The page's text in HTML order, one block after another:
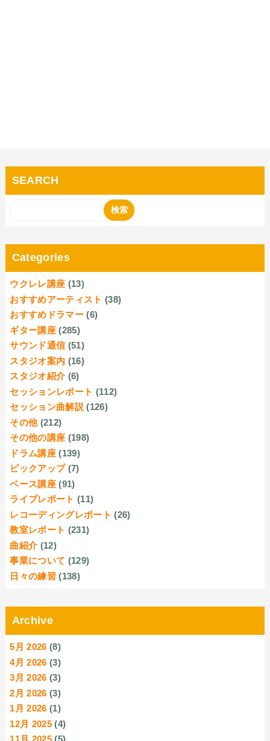
SEARCH
Categories
ウクレレ講座 (13)
おすすめアーティスト (38)
おすすめドラマー (6)
ギター講座 (285)
サウンド通信 (51)
スタジオ案内 (16)
スタジオ紹介 (6)
セッションレポート (112)
セッション曲解説 (126)
その他 (212)
その他の講座 (198)
ドラム講座 (139)
ピックアップ (7)
ベース講座 (91)
ライブレポート (11)
レコーディングレポート (26)
教室レポート (231)
曲紹介 (12)
事業について (129)
日々の練習 (138)
Archive
5月 2026 (8)
4月 2026 (3)
3月 2026 (3)
2月 2026 (3)
1月 2026 (1)
12月 2025 (4)
11月 2025 (5)